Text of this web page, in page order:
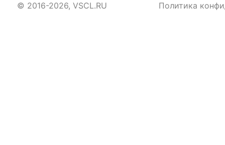
© 2016-2026, VSCL.RU Политика